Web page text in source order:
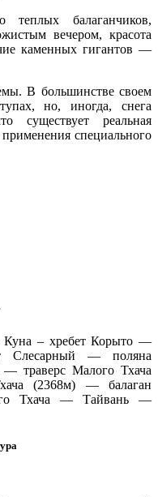
балаганчиков,
вечером, красота
каменных гигантов —
В большинстве своем
но, иногда, снега
существует реальная
специального
Куна – хребет Корыто —
Слесарный — поляна
траверс Малого Тхача
(2368м) — балаган
Тхача — Тайвань —